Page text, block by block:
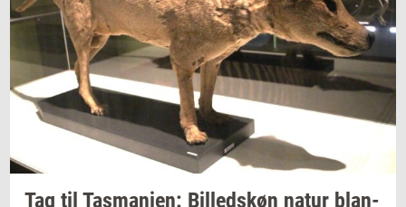
Tag til Tas­ma­ni­en: Bil­leds­køn natur blan­